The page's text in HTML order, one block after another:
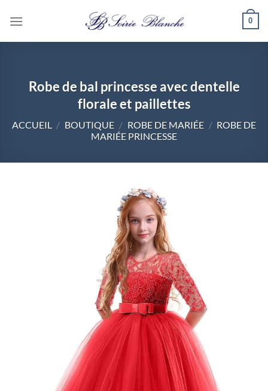
0
Robe de bal princesse avec dentelle
florale et paillettes
ACCUEIL / BOUTIQUE / ROBE DE MARIÉE / ROBE DE
MARIÉE PRINCESSE